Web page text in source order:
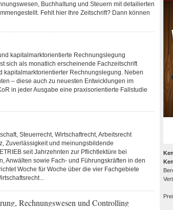
Buchhaltung und Steuern mit detailierten
Fehlt hier Ihre Zeitschrift? Dann können
kapitalmarktorientierte Rechnungslegung
sich als monatlich erscheinende Fachzeitschrift
kapitalmarktorientierter Rechnungslegung. Neben
– diese auch zu neuesten Entwicklungen im
in jeder Ausgabe eine praxisorientierte Fallstudie
Steuerrecht, Wirtschaftrecht, Arbeitsrecht
Zuverlässigkeit und meinungsbildende
seit Jahrzehnten zur Pflichtlektüre bei
Anwälten sowie Fach- und Führungskräften in den
Woche für Woche über die vier Fachgebiete
Rechnungswesen und Controlling